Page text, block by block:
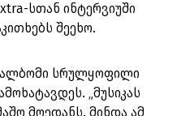
სთან ინტერვიუში
შეეხო.
სრულყოფილი
„მუსიკას
მოედანს. მინდა ამ